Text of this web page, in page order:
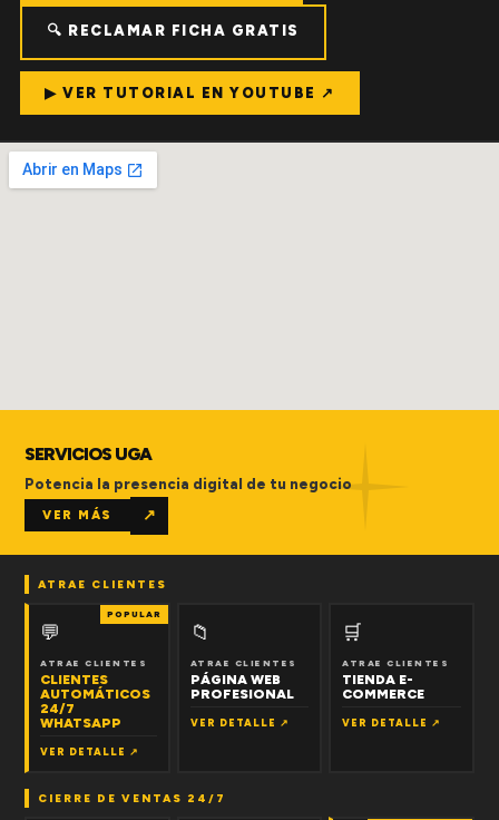
🔍 RECLAMAR FICHA GRATIS
▶ VER TUTORIAL EN YOUTUBE ↗
SERVICIOS UGA
Potencia la presencia digital de tu negocio
VER MÁS ↗
ATRAE CLIENTES
POPULAR
💬
ATRAE CLIENTES
CLIENTES
AUTOMÁTICOS
24/7
WHATSAPP
VER DETALLE ↗
📁
ATRAE CLIENTES
PÁGINA WEB
PROFESIONAL
VER DETALLE ↗
🛒
ATRAE CLIENTES
TIENDA E-
COMMERCE
VER DETALLE ↗
CIERRE DE VENTAS 24/7